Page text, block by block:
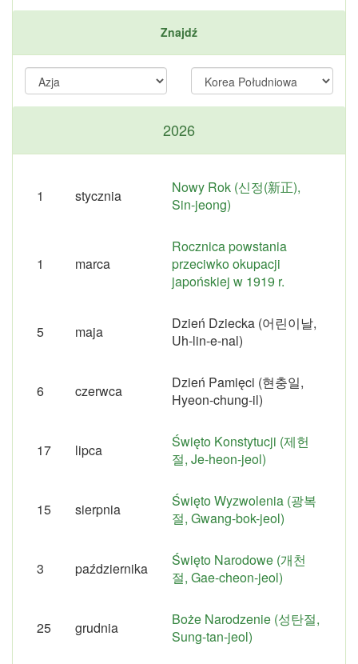
Znajdź
2026
1 stycznia
Nowy Rok (신정(新正),
Sin-jeong)
1 marca
Rocznica powstania
przeciwko okupacji
japońskiej w 1919 r.
5 maja
Dzień Dziecka (어린이날,
Uh-lin-e-nal)
6 czerwca
Dzień Pamięci (현충일,
Hyeon-chung-il)
17 lipca
Święto Konstytucji (제헌
절, Je-heon-jeol)
15 sierpnia
Święto Wyzwolenia (광복
절, Gwang-bok-jeol)
3 października
Święto Narodowe (개천
절, Gae-cheon-jeol)
25 grudnia
Boże Narodzenie (성탄절,
Sung-tan-jeol)